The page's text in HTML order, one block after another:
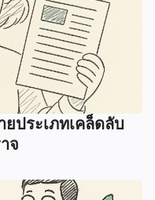
ประเภทเคล็ดลับ
จ